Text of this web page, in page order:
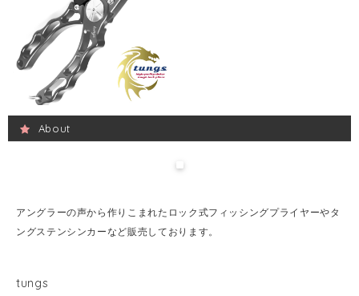
About
アングラーの声から作りこまれたロック式フィッシングプライヤーやタ
ングステンシンカーなど販売しております。
tungs